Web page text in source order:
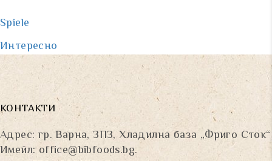
Spiele
Интересно
КОНТАКТИ
Адрес: гр. Варна, ЗПЗ, Хладилна база „Фриго Сток“
Имейл: office@bibfoods.bg.